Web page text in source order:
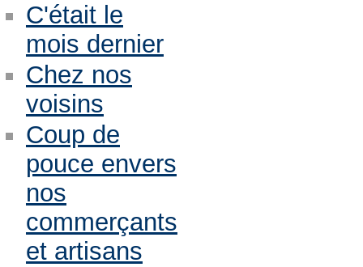
C'était le
mois dernier
Chez nos
voisins
Coup de
pouce envers
nos
commerçants
et artisans